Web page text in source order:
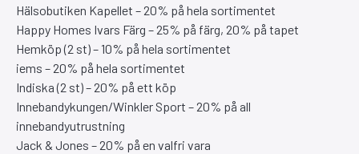
Hälsobutiken Kapellet – 20% på hela sortimentet
Happy Homes Ivars Färg – 25% på färg, 20% på tapet
Hemköp (2 st) – 10% på hela sortimentet
iems – 20% på hela sortimentet
Indiska (2 st) – 20% på ett köp
Innebandykungen/Winkler Sport – 20% på all
innebandyutrustning
Jack & Jones – 20% på en valfri vara